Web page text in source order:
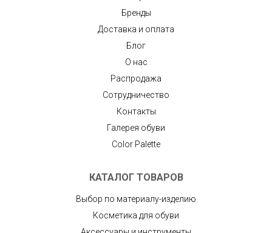
Бренды
Доставка и оплата
Блог
О нас
Распродажа
Сотрудничество
Контакты
Галерея обуви
Color Palette
КАТАЛОГ ТОВАРОВ
Выбор по материалу-изделию
Косметика для обуви